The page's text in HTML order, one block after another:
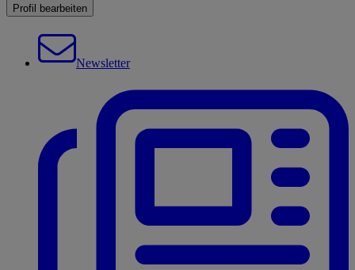
Profil bearbeiten
Newsletter